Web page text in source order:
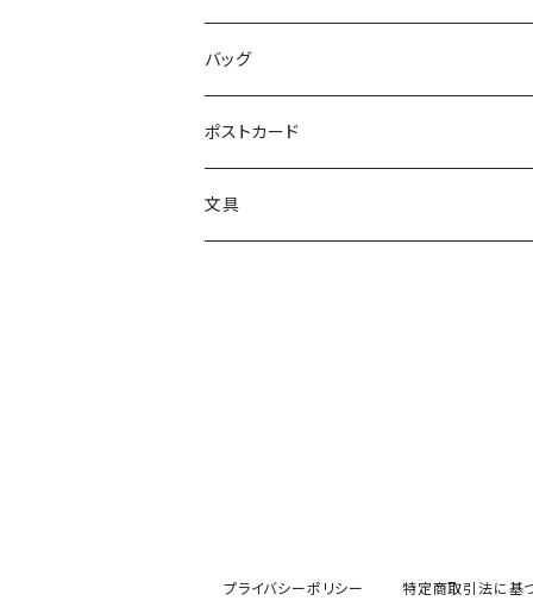
読み物
絵画
バッグ
トートバッグ
サコッシュ
ポストカード
文具
プライバシーポリシー 特定商取引法に基